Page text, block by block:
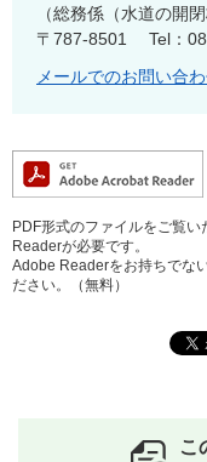
総務係（水道の開閉
〒787-8501
Tel：
メールでのお問い合
PDF形式のファイルをご覧
Readerが必要です。
Adobe Readerをお持ちでな
ださい。（無料）
こ